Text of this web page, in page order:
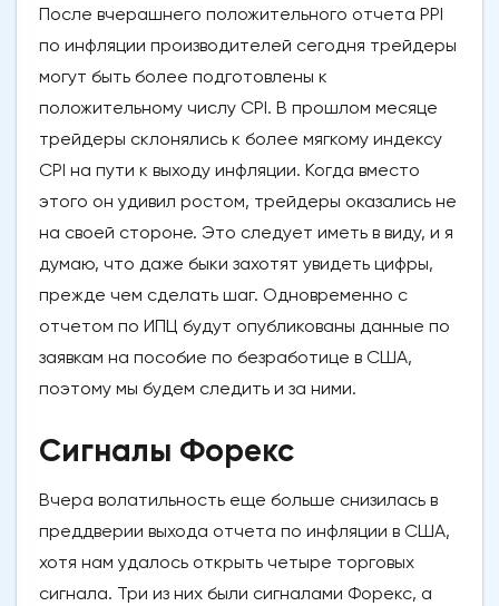
После вчерашнего положительного отчета PPI
по инфляции производителей сегодня трейдеры
могут быть более подготовлены к
положительному числу CPI. В прошлом месяце
трейдеры склонялись к более мягкому индексу
CPI на пути к выходу инфляции. Когда вместо
этого он удивил ростом, трейдеры оказались не
на своей стороне. Это следует иметь в виду, и я
думаю, что даже быки захотят увидеть цифры,
прежде чем сделать шаг. Одновременно с
отчетом по ИПЦ будут опубликованы данные по
заявкам на пособие по безработице в США,
поэтому мы будем следить и за ними.
Сигналы Форекс
Вчера волатильность еще больше снизилась в
преддверии выхода отчета по инфляции в США,
хотя нам удалось открыть четыре торговых
сигнала. Три из них были сигналами Форекс, а